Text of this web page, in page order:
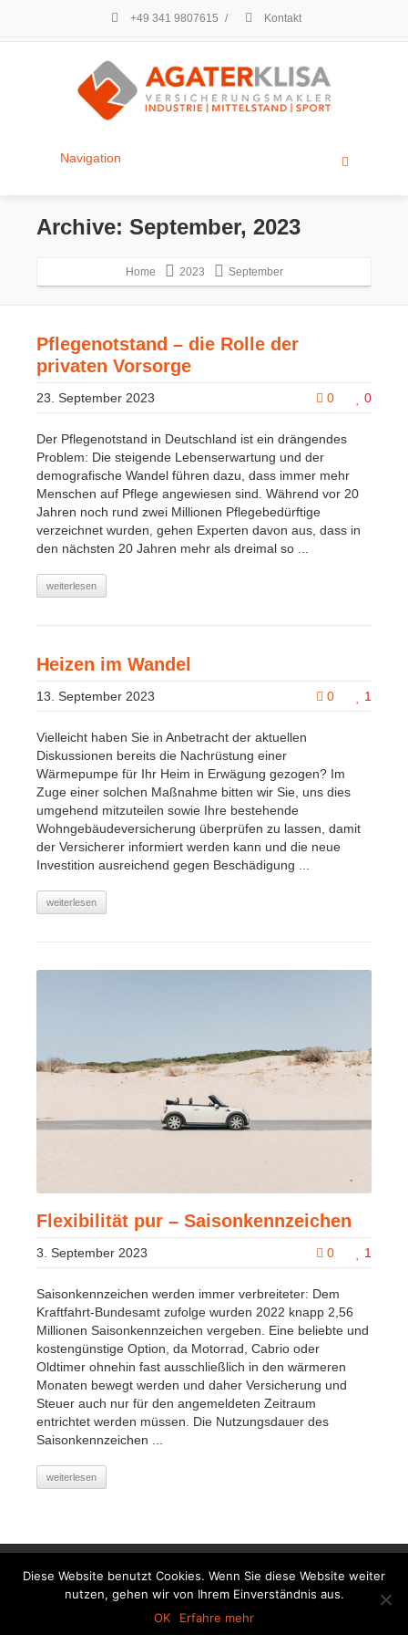
+49 341 9807615 / Kontakt
Navigation
Archive: September, 2023
Home 2023 September
Pflegenotstand – die Rolle der
privaten Vorsorge
0 0
23. September 2023
Der Pflegenotstand in Deutschland ist ein drängendes
Problem: Die steigende Lebenserwartung und der
demografische Wandel führen dazu, dass immer mehr
Menschen auf Pflege angewiesen sind. Während vor 20
Jahren noch rund zwei Millionen Pflegebedürftige
verzeichnet wurden, gehen Experten davon aus, dass in
den nächsten 20 Jahren mehr als dreimal so ...
weiterlesen
Heizen im Wandel
0 1
13. September 2023
Vielleicht haben Sie in Anbetracht der aktuellen
Diskussionen bereits die Nachrüstung einer
Wärmepumpe für Ihr Heim in Erwägung gezogen? Im
Zuge einer solchen Maßnahme bitten wir Sie, uns dies
umgehend mitzuteilen sowie Ihre bestehende
Wohngebäudeversicherung überprüfen zu lassen, damit
der Versicherer informiert werden kann und die neue
Investition ausreichend gegen Beschädigung ...
weiterlesen
Flexibilität pur – Saisonkennzeichen
0 1
3. September 2023
Saisonkennzeichen werden immer verbreiteter: Dem
Kraftfahrt-Bundesamt zufolge wurden 2022 knapp 2,56
Millionen Saisonkennzeichen vergeben. Eine beliebte und
kostengünstige Option, da Motorrad, Cabrio oder
Oldtimer ohnehin fast ausschließlich in den wärmeren
Monaten bewegt werden und daher Versicherung und
Steuer auch nur für den angemeldeten Zeitraum
entrichtet werden müssen. Die Nutzungsdauer des
Saisonkennzeichen ...
weiterlesen
Datenschutzerklärung
Haftungsausschluss
Erstinformation
VEMA
Diese Website benutzt Cookies. Wenn Sie diese Website weiter
nutzen, gehen wir von Ihrem Einverständnis aus.
OK
Erfahre mehr